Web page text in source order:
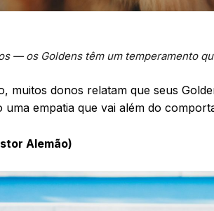
— os Goldens têm um temperamento
muitos donos relatam que seus
uma empatia que vai além do
Alemão)